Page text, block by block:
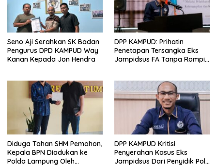
Seno Aji Serahkan SK Badan
Pengurus DPD KAMPUD Way
Kanan Kepada Jon Hendra
DPP KAMPUD: Prihatin
Penetapan Tersangka Eks
Jampidsus FA Tanpa Rompi
Diduga Tahan SHM Pemohon,
Kepala BPN Diadukan ke
Polda Lampung Oleh
DPP KAMPUD Kritisi
Penyerahan Kasus Eks
Jampidsus Dari Penyidik Polri